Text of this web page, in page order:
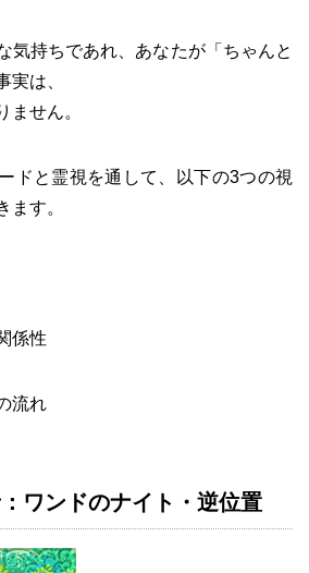
気持ちであれ、あなたが「ちゃんと
実は、
ません。
ドと霊視を通して、以下の3つの視
ます。
係性
流れ
ワンドのナイト・逆位置